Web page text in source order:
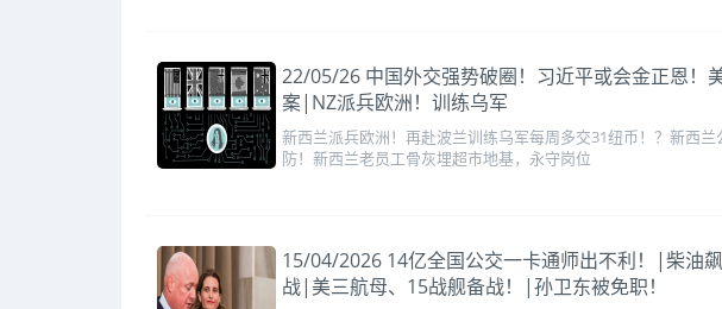
22/05/26 中国外交强势破圈！习近平或会金正恩
案|NZ派兵欧洲！训练乌军
新西兰派兵欧洲！再赴波兰训练乌军每周多交31纽币！？新西
防！新西兰老员工骨灰埋超市地基，永守岗位
15/04/2026 14亿全国公交一卡通师出不利！|柴油
战|美三航母、15战舰备战！|孙卫东被免职！